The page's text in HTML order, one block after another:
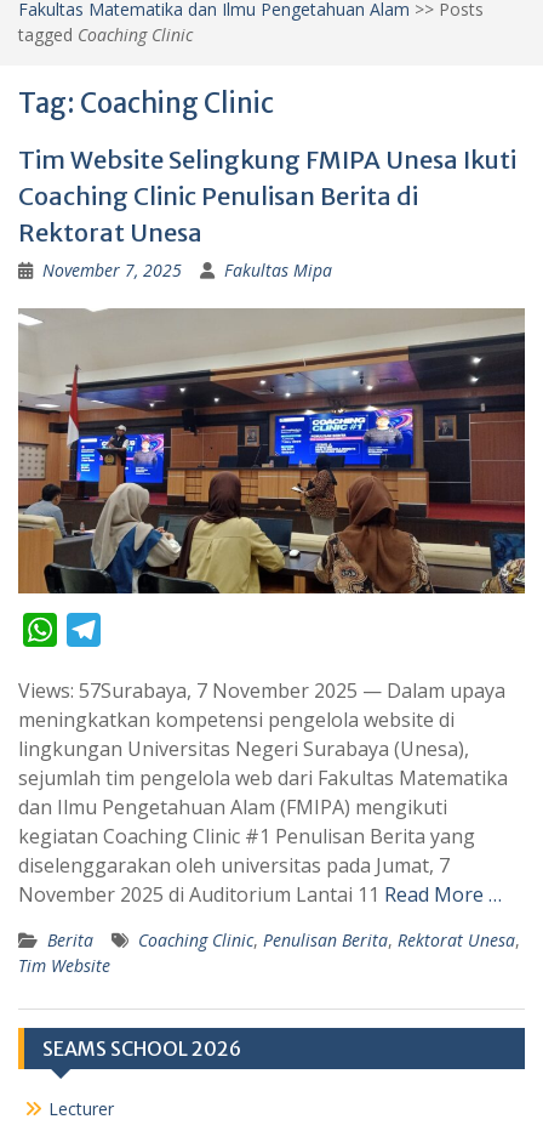
Fakultas Matematika dan Ilmu Pengetahuan Alam >> Posts
tagged Coaching Clinic
Tag: Coaching Clinic
Tim Website Selingkung FMIPA Unesa Ikuti
Coaching Clinic Penulisan Berita di
Rektorat Unesa
November 7, 2025 Fakultas Mipa
W
a
t
A
p
p
l
e
g
r
a
m
Views: 57Surabaya, 7 November 2025 — Dalam upaya
meningkatkan kompetensi pengelola website di
lingkungan Universitas Negeri Surabaya (Unesa),
sejumlah tim pengelola web dari Fakultas Matematika
dan Ilmu Pengetahuan Alam (FMIPA) mengikuti
kegiatan Coaching Clinic #1 Penulisan Berita yang
diselenggarakan oleh universitas pada Jumat, 7
November 2025 di Auditorium Lantai 11 Read More …
Berita Coaching Clinic, Penulisan Berita, Rektorat Unesa,
Tim Website
SEAMS SCHOOL 2026
Lecturer